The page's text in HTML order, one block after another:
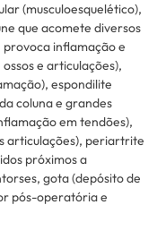
(musculoesquelético),
que acomete diversos
provoca inflamação e
e articulações),
espondilite
coluna e grandes
em tendões),
articulações), periartrite
próximos a
gota (depósito de
pós-operatória e